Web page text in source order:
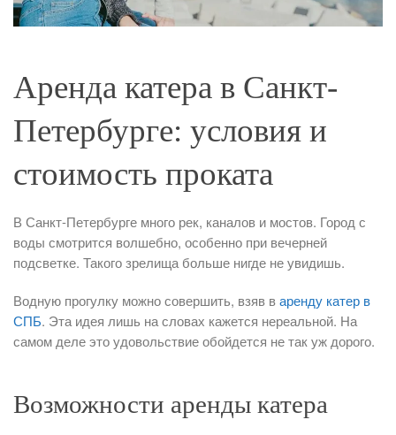
Аренда катера в Санкт-
Петербурге: условия и
стоимость проката
В Санкт-Петербурге много рек, каналов и мостов. Город с
воды смотрится волшебно, особенно при вечерней
подсветке. Такого зрелища больше нигде не увидишь.
Водную прогулку можно совершить, взяв варенду катер в
СПБ. Эта идея лишь на словах кажется нереальной. На
самом деле это удовольствие обойдется не так уж дорого.
Возможности аренды катера